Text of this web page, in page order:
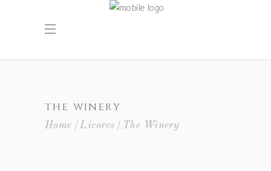
THE WINERY
Home Licores The Winery